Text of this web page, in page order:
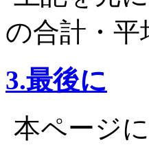
の合計・
3.最後に
本ページ